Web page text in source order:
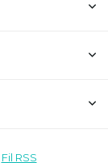
Fil RSS